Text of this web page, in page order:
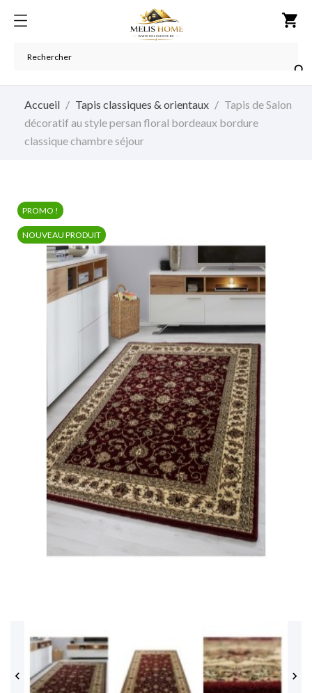
shopping_cart

Accueil Tapis classiques & orientaux
Tapis de Salon
décoratif au style persan floral bordeaux bordure
classique chambre séjour
PROMO !
NOUVEAU PRODUIT
 